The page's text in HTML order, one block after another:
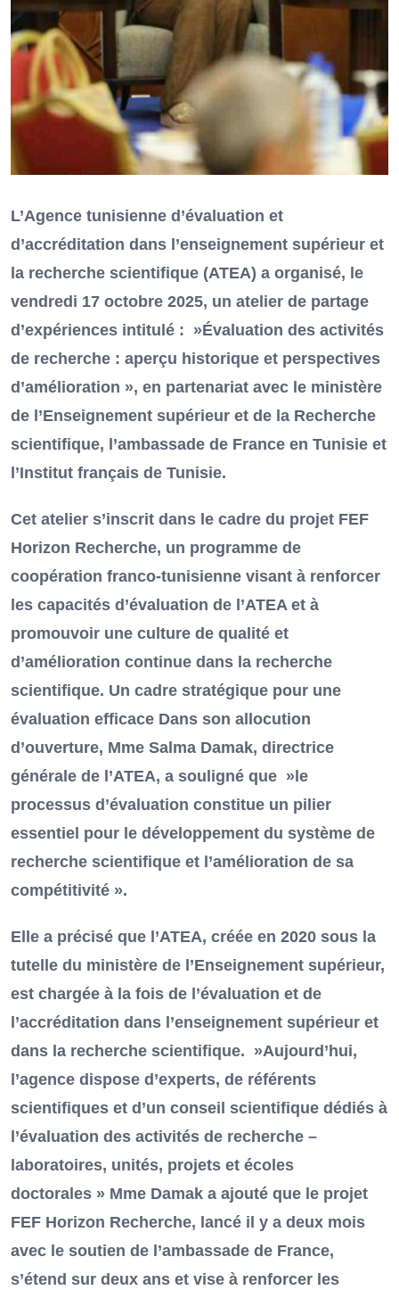
L’Agence tunisienne d’évaluation et
d’accréditation dans l’enseignement supérieur et
la recherche scientifique (ATEA) a organisé, le
vendredi 17 octobre 2025, un atelier de partage
d’expériences intitulé : »Évaluation des activités
de recherche : aperçu historique et perspectives
d’amélioration », en partenariat avec le ministère
de l’Enseignement supérieur et de la Recherche
scientifique, l’ambassade de France en Tunisie et
l’Institut français de Tunisie.
Cet atelier s’inscrit dans le cadre du projet FEF
Horizon Recherche, un programme de
coopération franco-tunisienne visant à renforcer
les capacités d’évaluation de l’ATEA et à
promouvoir une culture de qualité et
d’amélioration continue dans la recherche
scientifique. Un cadre stratégique pour une
évaluation efficace Dans son allocution
d’ouverture, Mme Salma Damak, directrice
générale de l’ATEA, a souligné que »le
processus d’évaluation constitue un pilier
essentiel pour le développement du système de
recherche scientifique et l’amélioration de sa
compétitivité ».
Elle a précisé que l’ATEA, créée en 2020 sous la
tutelle du ministère de l’Enseignement supérieur,
est chargée à la fois de l’évaluation et de
l’accréditation dans l’enseignement supérieur et
dans la recherche scientifique. »Aujourd’hui,
l’agence dispose d’experts, de référents
scientifiques et d’un conseil scientifique dédiés à
l’évaluation des activités de recherche –
laboratoires, unités, projets et écoles
doctorales » Mme Damak a ajouté que le projet
FEF Horizon Recherche, lancé il y a deux mois
avec le soutien de l’ambassade de France,
s’étend sur deux ans et vise à renforcer les